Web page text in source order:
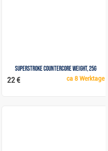
SuperStroke CounterCore Weight, 25g
ca8 Werktage
22 €